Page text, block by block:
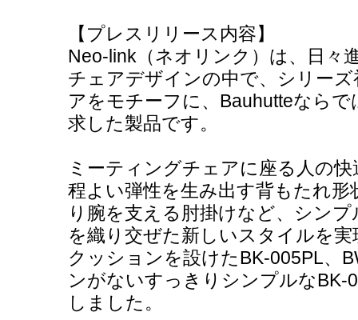
【プレスリリース内容】
Neo-link（ネオリンク）は、日々
チェアデザインの中で、シリー
アをモチーフに、Bauhutteなら
求した製品です。
ミーティングチェアに座る人の
程よい弾性を生み出す背もたれ
り腕を支える肘掛けなど、シン
を織り交ぜた新しいスタイルを
クッションを設けたBK-005PL、
ンがないすっきりシンプルなBK-
しました。